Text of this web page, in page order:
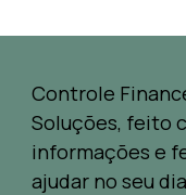
Controle
Soluções, feito
informações e
ajudar no seu